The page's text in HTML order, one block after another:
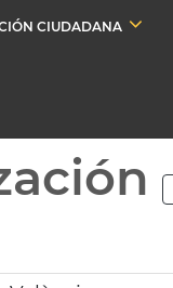
CIUDADANA